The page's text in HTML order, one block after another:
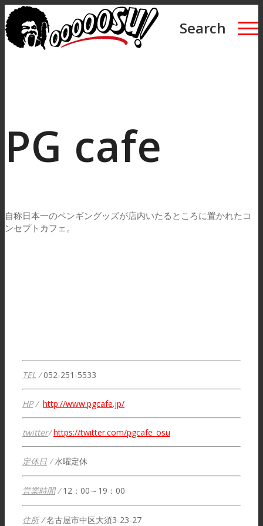
Search
PG cafe
自称日本一のペンギングッズが店内いたるところに置かれたコ
ンセプトカフェ。
TEL /052-251-5533
HP/ http://www.pgcafe.jp/
twitter/ https://twitter.com/pgcafe_osu
定休日 /水曜定休
営業時間/12：00～19：00
住所/ 名古屋市中区大須3-23-27